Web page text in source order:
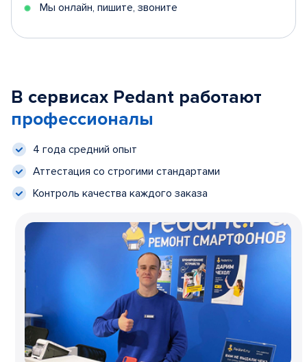
Мы онлайн, пишите, звоните
В сервисах Pedant работают
профессионалы
4 года средний опыт
Аттестация со строгими стандартами
Контроль качества каждого заказа